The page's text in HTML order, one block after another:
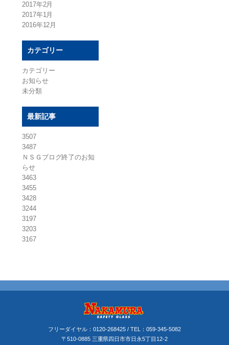
2017年2月
2017年1月
2016年12月
カテゴリー
カテゴリー
お知らせ
未分類
最新記事
3507
3487
ＮＳＧブログ終了のお知
らせ
3463
3455
3428
3244
3197
3203
3167
フリーダイヤル：0120-268425 / TEL： 059-345-5082
〒510-0885 三重県四日市市日永5丁目12-2